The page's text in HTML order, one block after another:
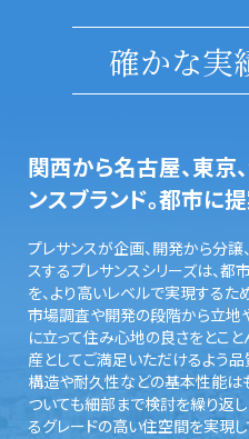
確かな実
関西から名古屋、東京
ンスブランド。都市に
プレサンスが企画、開発から分
スするプレサンスシリーズは、都
を、より高いレベルで実現するた
市場調査や開発の段階から立地
に立って住み心地の良さをとこ
産としてご満足いただけるよう
構造や耐久性などの基本性能は
ついても細部まで検討を繰り返し
るグレードの高い住空間を実現し